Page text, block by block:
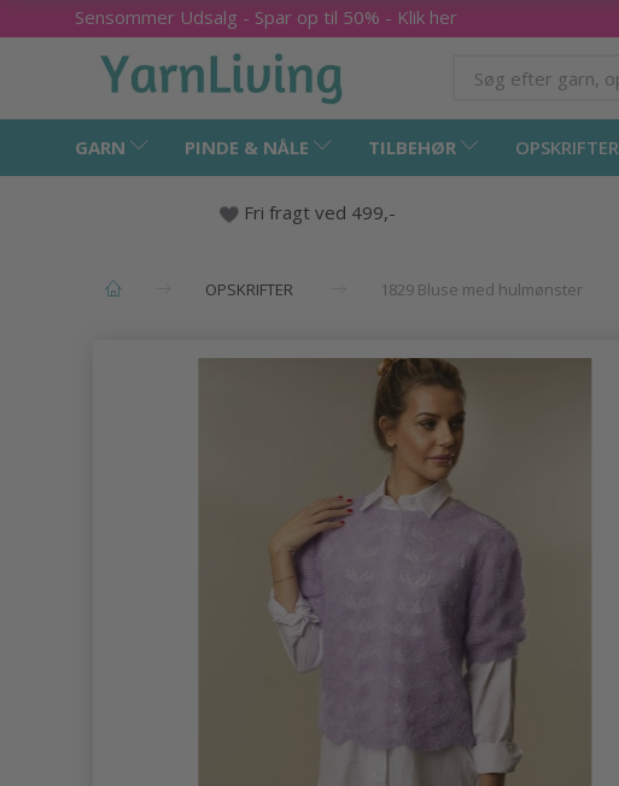
Sensommer Udsalg - Spar op til 50% - Klik her
GARN PINDE & NÅLE TILBEHØR OPSKRIFTER
Fri fragt ved 499,-
OPSKRIFTER 1829 Bluse med hulmønster